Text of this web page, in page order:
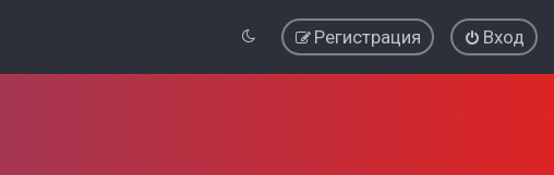
Вход
Регистрация